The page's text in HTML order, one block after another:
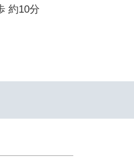
約10分